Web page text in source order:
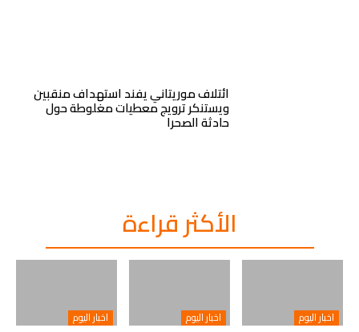
ائتلاف موريتاني يفند استهداف منقبين
ويستنكر ترويج معطيات مغلوطة حول
حادثة الصحرا
الأكثر قراءة
اخبار اليوم اخبار اليوم اخبار اليوم